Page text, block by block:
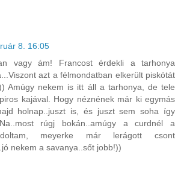
8. 16:05
vagy ám! Francost érdekli a tarhonya
azt a félmondatban elkerült piskótát
Amúgy nekem is itt áll a tarhonya, de tele
kajával. Hogy néznének már ki egymás
holnap..juszt is, és juszt sem soha így
rúgj bokán..amúgy a curdnél a
meyerke már lerágott csont
nekem a savanya..sőt jobb!))